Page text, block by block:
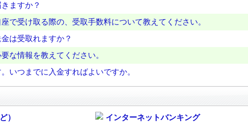
ますか？
で受け取る際の、受取手数料について教えてください。
は受取れますか？
な情報を教えてください。
いつまでに入金すればよいですか。
） インターネットバンキング